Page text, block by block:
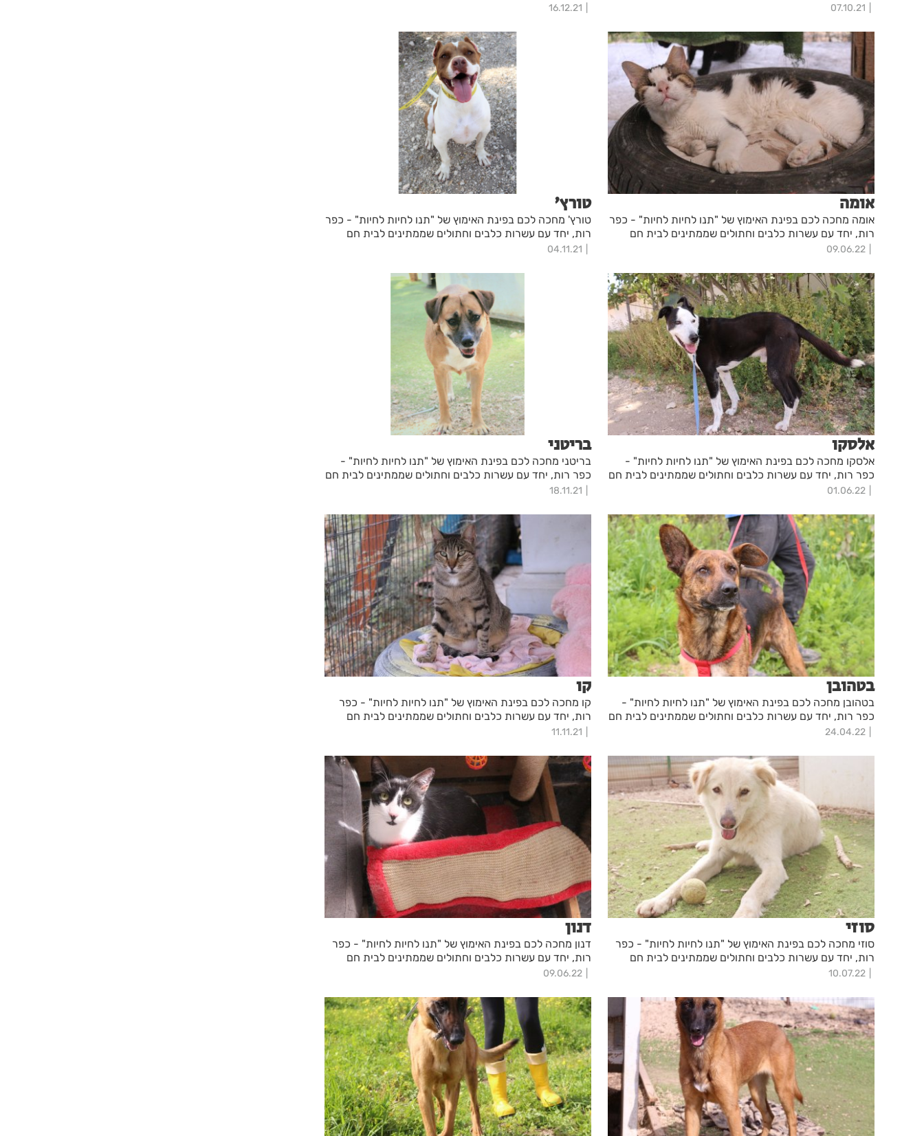
07.10.21
16.12.21
אומה
אומה מחכה לכם בפינת האימוץ של "תנו לחיות לחיות" - כפר
רות, יחד עם עשרות כלבים וחתולים שממתינים לבית חם
09.06.22
טורץ'
טורץ' מחכה לכם בפינת האימוץ של "תנו לחיות לחיות" - כפר
רות, יחד עם עשרות כלבים וחתולים שממתינים לבית חם
04.11.21
אלסקו
אלסקו מחכה לכם בפינת האימוץ של "תנו לחיות לחיות" -
כפר רות, יחד עם עשרות כלבים וחתולים שממתינים לבית חם
01.06.22
בריטני
בריטני מחכה לכם בפינת האימוץ של "תנו לחיות לחיות" -
כפר רות, יחד עם עשרות כלבים וחתולים שממתינים לבית חם
18.11.21
בטהובן
בטהובן מחכה לכם בפינת האימוץ של "תנו לחיות לחיות" -
כפר רות, יחד עם עשרות כלבים וחתולים שממתינים לבית חם
24.04.22
קו
קו מחכה לכם בפינת האימוץ של "תנו לחיות לחיות" - כפר
רות, יחד עם עשרות כלבים וחתולים שממתינים לבית חם
11.11.21
סוזי
סוזי מחכה לכם בפינת האימוץ של "תנו לחיות לחיות" - כפר
רות, יחד עם עשרות כלבים וחתולים שממתינים לבית חם
10.07.22
דנון
דנון מחכה לכם בפינת האימוץ של "תנו לחיות לחיות" - כפר
רות, יחד עם עשרות כלבים וחתולים שממתינים לבית חם
09.06.22